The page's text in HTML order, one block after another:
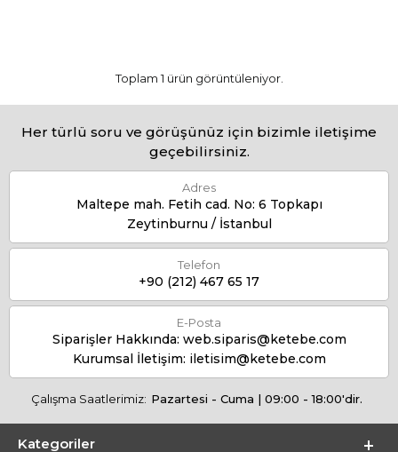
Toplam 1 ürün görüntüleniyor.
Her türlü soru ve görüşünüz için bizimle iletişime
geçebilirsiniz.
Adres
Maltepe mah. Fetih cad. No: 6 Topkapı
Zeytinburnu / İstanbul
Telefon
+90 (212) 467 65 17
E-Posta
Siparişler Hakkında: web.siparis@ketebe.com
Kurumsal İletişim: iletisim@ketebe.com
Çalışma Saatlerimiz: Pazartesi - Cuma | 09:00 - 18:00'dir.
Kategoriler